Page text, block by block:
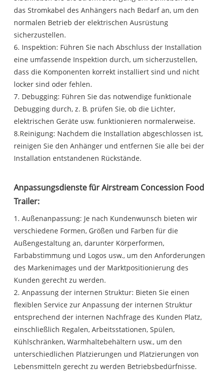
das Stromkabel des Anhängers nach Bedarf an, um den
normalen Betrieb der elektrischen Ausrüstung
sicherzustellen.
6. Inspektion: Führen Sie nach Abschluss der Installation
eine umfassende Inspektion durch, um sicherzustellen,
dass die Komponenten korrekt installiert sind und nicht
locker sind oder fehlen.
7. Debugging: Führen Sie das notwendige funktionale
Debugging durch, z. B. prüfen Sie, ob die Lichter,
elektrischen Geräte usw. funktionieren normalerweise.
8.Reinigung: Nachdem die Installation abgeschlossen ist,
reinigen Sie den Anhänger und entfernen Sie alle bei der
Installation entstandenen Rückstände.
Anpassungsdienste für Airstream Concession Food
Trailer:
1. Außenanpassung: Je nach Kundenwunsch bieten wir
verschiedene Formen, Größen und Farben für die
Außengestaltung an, darunter Körperformen,
Farbabstimmung und Logos usw., um den Anforderungen
des Markenimages und der Marktpositionierung des
Kunden gerecht zu werden.
2. Anpassung der internen Struktur: Bieten Sie einen
flexiblen Service zur Anpassung der internen Struktur
entsprechend der internen Nachfrage des Kunden Platz,
einschließlich Regalen, Arbeitsstationen, Spülen,
Kühlschränken, Warmhaltebehältern usw., um den
unterschiedlichen Platzierungen und Platzierungen von
Lebensmitteln gerecht zu werden Betriebsbedürfnisse.